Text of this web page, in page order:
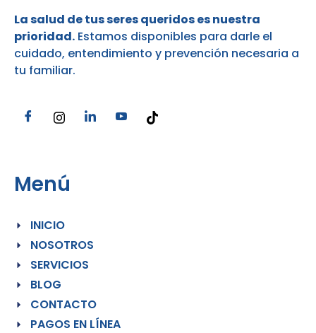
La salud de tus seres queridos es nuestra
prioridad. Estamos disponibles para darle el
cuidado, entendimiento y prevención necesaria a
tu familiar.
Menú
INICIO
NOSOTROS
SERVICIOS
BLOG
CONTACTO
PAGOS EN LÍNEA